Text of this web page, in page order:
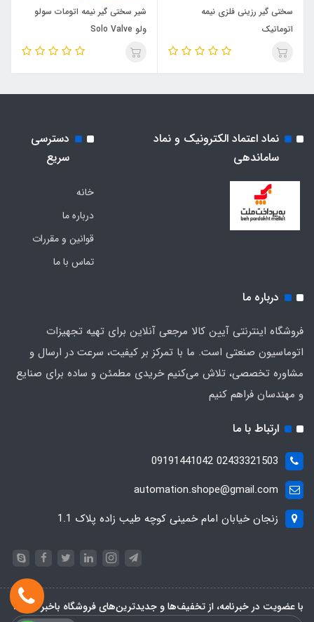
سختی گير رزینی فلزی نیمه
اتوماتیک
شیر سختی گیر نیمه اتومات سولو
ولو Solo Valve
نماد اعتماد الکترونیک و نماد
ساماندهی
دسترسی
سریع
خانه
درباره ما
قوانین و مقررات
تماس با ما
درباره ما
فروشگاه اینترنتی آیین کالا مرجعی آنلاین برای تهیه تجهیزات
اتوماسیون صنعتی است. ما با تمرکز بر کیفیت، سرعت در ارسال و
مشاوره تخصصی، تلاش می‌کنیم خریدی مطمئن و ساده برای صنایع
و مهندسان فراهم کنیم
ارتباط با ما
02433321503 09191441042
automation.shope@gmail.com
زنجان خیابان امام خمینی کوچه طیب زاده پلاک 1.1
با عضویت در خبرنامه، از تخفیف‌ها و جدیدترین‌های فروشگاه باخبر شوید: